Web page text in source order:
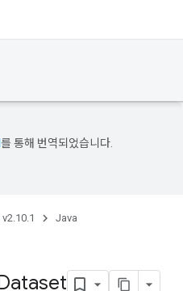
를 통해 번역되었습니다.
Java